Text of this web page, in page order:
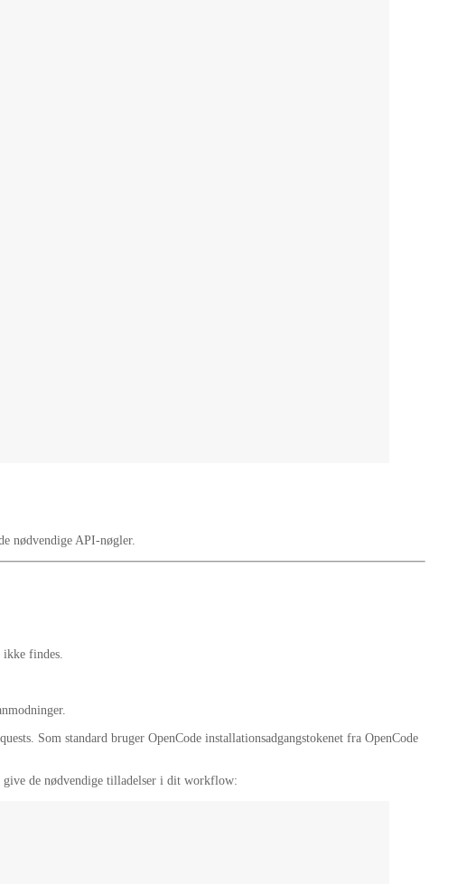
nødvendige API-nøgler.
ikke findes.
Som standard bruger OpenCode installationsadgangstokenet fra OpenCode
give de nødvendige tilladelser i dit workflow: